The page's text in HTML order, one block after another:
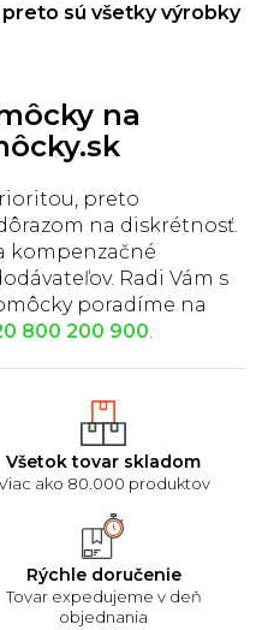
sú všetky výrobky
na
preto
na diskrétnosť.
kompenzačné
Radi Vám s
poradíme na
800 200 900.
Všetok tovar skladom
ako 80.000 produktov
Rýchle doručenie
Tovar expedujeme v deň
objednania